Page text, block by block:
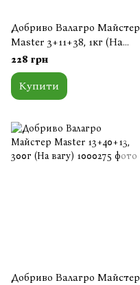
Добриво Валагро Майстер
Master 3+11+38, 1кг (На
вагу)
228 грн
Купити
Добриво Валагро Майстер